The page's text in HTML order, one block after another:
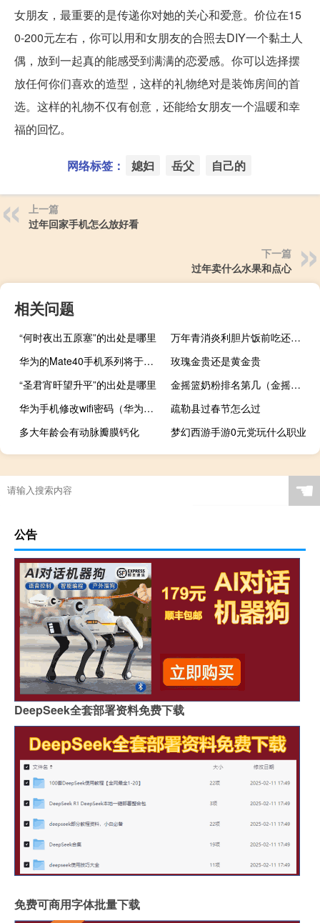
女朋友，最重要的是传递你对她的关心和爱意。价位在15
0-200元左右，你可以用和女朋友的合照去DIY一个黏土人
偶，放到一起真的能感受到满满的恋爱感。你可以选择摆
放任何你们喜欢的造型，这样的礼物绝对是装饰房间的首
选。这样的礼物不仅有创意，还能给女朋友一个温暖和幸
福的回忆。
网络标签： 媳妇 岳父 自己的
上一篇
过年回家手机怎么放好看
下一篇
过年卖什么水果和点心
相关问题
“何时夜出五原塞”的出处是哪里
万年青消炎利胆片饭前吃还是饭后吃（消炎利胆片饭前吃还是饭后吃）
华为的Mate40手机系列将于10月22日在全球推出
玫瑰金贵还是黄金贵
“圣君宵旰望升平”的出处是哪里
金摇篮奶粉排名第几（金摇篮奶粉怎么样）
华为手机修改wifi密码（华为手机修理点）
疏勒县过春节怎么过
多大年龄会有动脉瓣膜钙化
梦幻西游手游0元党玩什么职业
☚
公告
DeepSeek全套部署资料免费下载
免费可商用字体批量下载